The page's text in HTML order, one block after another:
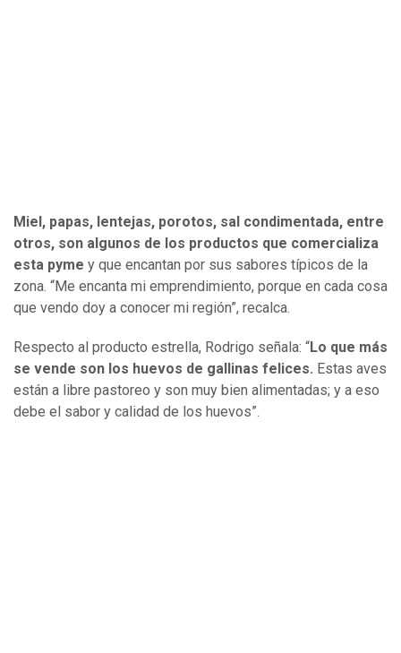
Miel, papas, lentejas, porotos, sal condimentada, entre
otros, son algunos de los productos que comercializa
esta pyme y que encantan por sus sabores típicos de la
zona. “Me encanta mi emprendimiento, porque en cada cosa
que vendo doy a conocer mi región”, recalca.
Respecto al producto estrella, Rodrigo señala: “Lo que más
se vende son los huevos de gallinas felices. Estas aves
están a libre pastoreo y son muy bien alimentadas; y a eso
debe el sabor y calidad de los huevos”.